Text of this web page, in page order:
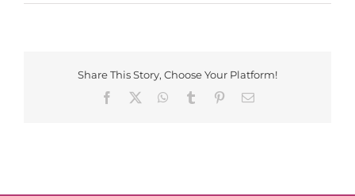
Share This Story, Choose Your Platform!
Facebook
WhatsApp
Tumblr PinterestEmail